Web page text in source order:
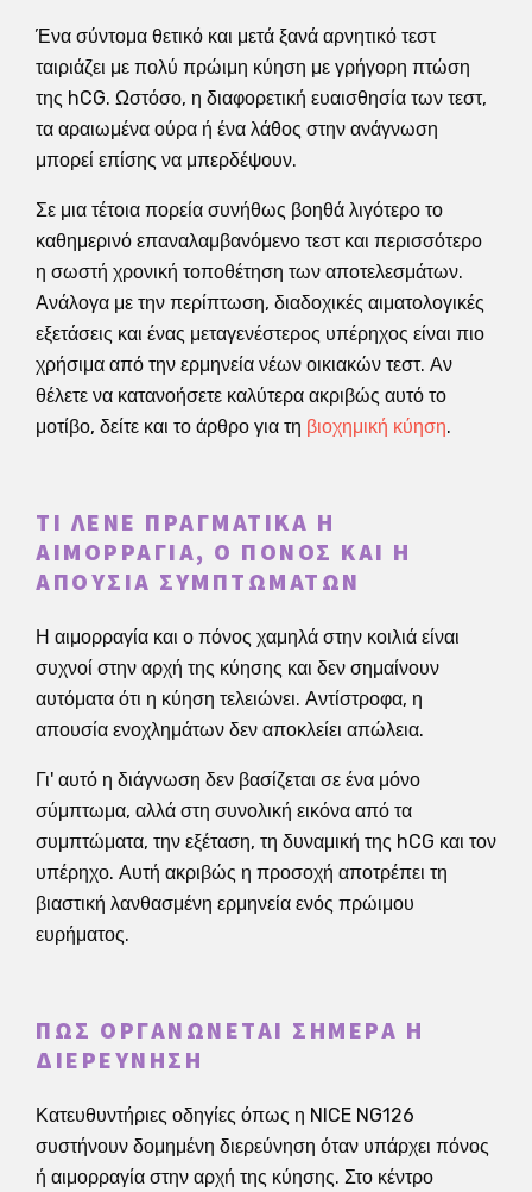
Ένα σύντομα θετικό και μετά ξανά αρνητικό τεστ
ταιριάζει με πολύ πρώιμη κύηση με γρήγορη πτώση
της hCG. Ωστόσο, η διαφορετική ευαισθησία των τεστ,
τα αραιωμένα ούρα ή ένα λάθος στην ανάγνωση
μπορεί επίσης να μπερδέψουν.
Σε μια τέτοια πορεία συνήθως βοηθά λιγότερο το
καθημερινό επαναλαμβανόμενο τεστ και περισσότερο
η σωστή χρονική τοποθέτηση των αποτελεσμάτων.
Ανάλογα με την περίπτωση, διαδοχικές αιματολογικές
εξετάσεις και ένας μεταγενέστερος υπέρηχος είναι πιο
χρήσιμα από την ερμηνεία νέων οικιακών τεστ. Αν
θέλετε να κατανοήσετε καλύτερα ακριβώς αυτό το
μοτίβο, δείτε και το άρθρο για τη βιοχημική κύηση.
ΤΙ ΛΈΝΕ ΠΡΑΓΜΑΤΙΚΆ Η
ΑΙΜΟΡΡΑΓΊΑ, Ο ΠΌΝΟΣ ΚΑΙ Η
ΑΠΟΥΣΊΑ ΣΥΜΠΤΩΜΆΤΩΝ
Η αιμορραγία και ο πόνος χαμηλά στην κοιλιά είναι
συχνοί στην αρχή της κύησης και δεν σημαίνουν
αυτόματα ότι η κύηση τελειώνει. Αντίστροφα, η
απουσία ενοχλημάτων δεν αποκλείει απώλεια.
Γι' αυτό η διάγνωση δεν βασίζεται σε ένα μόνο
σύμπτωμα, αλλά στη συνολική εικόνα από τα
συμπτώματα, την εξέταση, τη δυναμική της hCG και τον
υπέρηχο. Αυτή ακριβώς η προσοχή αποτρέπει τη
βιαστική λανθασμένη ερμηνεία ενός πρώιμου
ευρήματος.
ΠΏΣ ΟΡΓΑΝΏΝΕΤΑΙ ΣΉΜΕΡΑ Η
ΔΙΕΡΕΎΝΗΣΗ
Κατευθυντήριες οδηγίες όπως η NICE NG126
συστήνουν δομημένη διερεύνηση όταν υπάρχει πόνος
ή αιμορραγία στην αρχή της κύησης. Στο κέντρο